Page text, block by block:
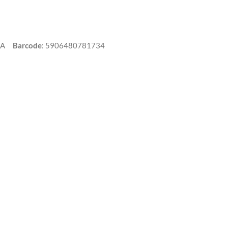
Barcode: 5906480781734